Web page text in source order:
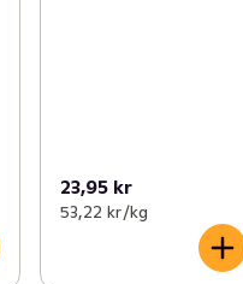
23,95 kr
53,22 kr /kg